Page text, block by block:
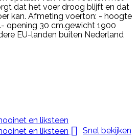
dat het voer droog blijft en dat
kan. Afmeting voerton: - hoogte
opening 30 cm.gewicht 1900
EU-landen buiten Nederland
 Snel bekijken